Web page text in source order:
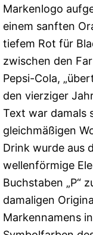
Markenlogo
einem sanften
tiefem Rot für
zwischen den
Pepsi-Cola,
den vierziger
Text war damals
gleichmäßigen
Drink wurde aus
wellenförmige
Buchstaben „P“
damaligen
Markennamens